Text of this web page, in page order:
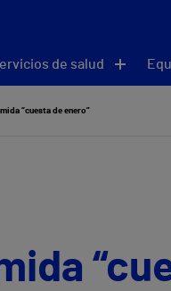
de salud
“cuesta de enero”